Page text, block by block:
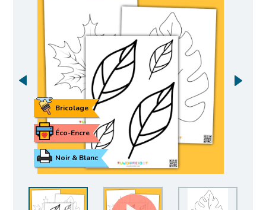
Noir & Blanc
Éco-Encre
Bricolage